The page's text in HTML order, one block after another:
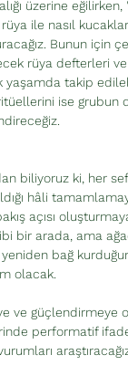
üzerine
ile nasıl
Bunun için
rüya defterleri
yaşamda takip
ise grubun
biliyoruz ki, her
hâli
açısı
bir arada, ama
bağ
olacak.
ve güçlendirmeye
performatif